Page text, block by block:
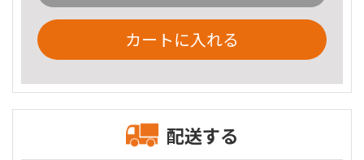
カートに入れる
配送する